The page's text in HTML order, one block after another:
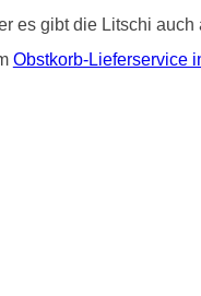
es gibt die Litschi
Obstkorb-Lieferservice